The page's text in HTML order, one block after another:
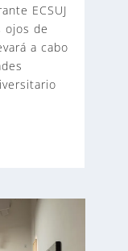
ECSUJ
ojos de
a cabo